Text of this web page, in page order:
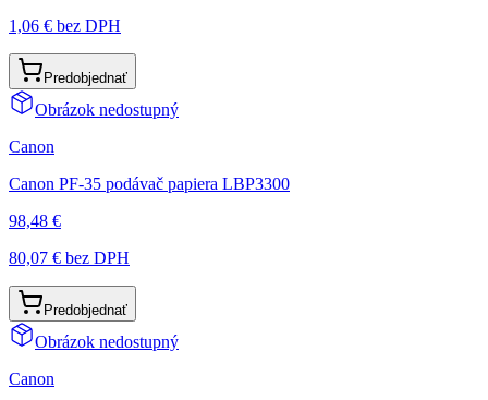
1,06 € bez DPH
Predobjednať
Obrázok nedostupný
Canon
Canon PF-35 podávač papiera LBP3300
98,48 €
80,07 € bez DPH
Predobjednať
Obrázok nedostupný
Canon